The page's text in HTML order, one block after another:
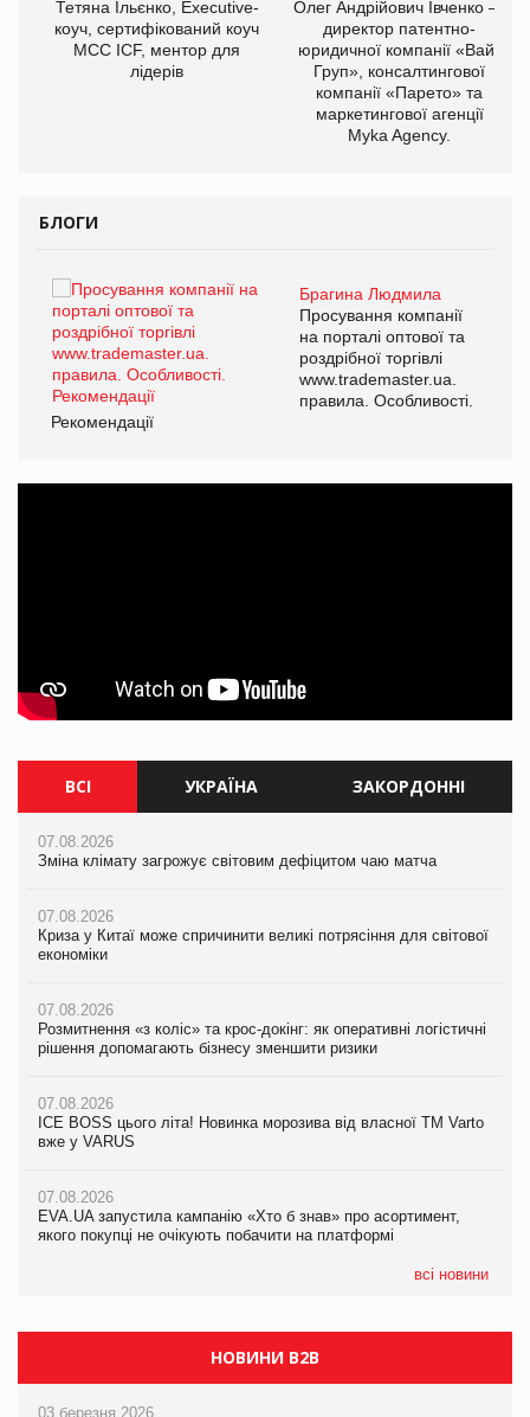
Тетяна Ільєнко, Executive-
коуч, сертифікований коуч
МСС ICF, ментор для
лідерів
Олег Андрійович Івченко —
директор патентно-
юридичної компанії «Вайз
Груп», консалтингової
компанії «Парето» та
маркетингової агенції
Myka Agency.
БЛОГИ
Брагина Людмила
Просування компанії
на порталі оптової та
роздрібної торгівлі
www.trademaster.ua.
правила. Особливості.
Рекомендації
ВСІ УКРАЇНА ЗАКОРДОННІ
07.08.2026
Зміна клімату загрожує світовим дефіцитом чаю матча
07.08.2026
Криза у Китаї може спричинити великі потрясіння для світової
економіки
07.08.2026
Розмитнення «з коліс» та крос-докінг: як оперативні логістичні
рішення допомагають бізнесу зменшити ризики
07.08.2026
ICE BOSS цього літа! Новинка морозива від власної ТМ Varto
вже у VARUS
07.08.2026
EVA.UA запустила кампанію «Хто б знав» про асортимент,
якого покупці не очікують побачити на платформі
всі новини
07.08.2026
Зміна клімату загрожує світовим дефіцитом чаю матча
07.08.2026
Криза у Китаї може спричинити великі потрясіння для світової
економіки
07.08.2026
Розмитнення «з коліс» та крос-докінг: як оперативні логістичні
рішення допомагають бізнесу зменшити ризики
07.08.2026
ICE BOSS цього літа! Новинка морозива від власної ТМ Varto
вже у VARUS
07.08.2026
EVA.UA запустила кампанію «Хто б знав» про асортимент,
якого покупці не очікують побачити на платформі
07.08.2026
Зміна клімату загрожує світовим дефіцитом чаю матча
07.08.2026
Криза у Китаї може спричинити великі потрясіння для світової
економіки
07.08.2026
Kraft Heinz скоротила збиток у першому півріччі
Продажі Hugo Boss впали на 9%
НОВИНИ B2B
03 березня 2026